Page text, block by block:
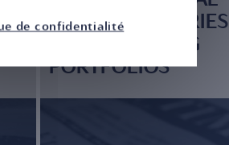
AND SECONDARIES
ARE RESHAPING
PORTFOLIOS
de confidentialité